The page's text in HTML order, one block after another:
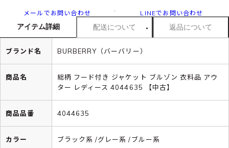
メールでお問い合わせ LINEでお問い合わせ
アイテム詳細 配送について 返品について
ブランド名 BURBERRY（バーバリー）
商品名
総柄 フード付き ジャケット ブルゾン 衣料品 アウ
ター レディース 4044635 【中古】
商品品番 4044635
カラー ブラック系 /グレー系 /ブルー系